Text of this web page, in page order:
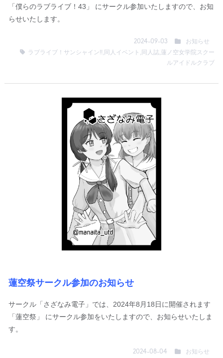
「僕らのラブライブ！43」 にサークル参加いたしますので、お知
らせいたします。
2024-09-03
お知らせ
ラブライブ！サンシャイン!!, 同人イベント , 同人誌,蓮ノ空女学院スクー
ルアイドルクラブ
蓮空祭サークル参加のお知らせ
サークル「さざなみ電子」では、2024年8月18日に開催されます
「蓮空祭」 にサークル参加をいたしますので、お知らせいたしま
す。
2024-08-04
お知らせ